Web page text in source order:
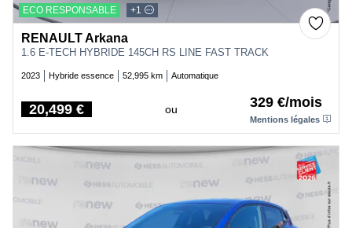
ECO RESPONSABLE +1
RENAULT Arkana
1.6 E-TECH HYBRIDE 145CH RS LINE FAST TRACK
2023 Hybride essence 52,995 km Automatique
Price
20,499 € ou 329 €/mois
Mentions légales